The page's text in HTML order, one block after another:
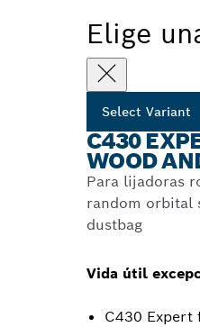
Elige
Select Variant
C430
WOOD
Para lijadoras
random orbital
dustbag
Vida útil
C430 Expert